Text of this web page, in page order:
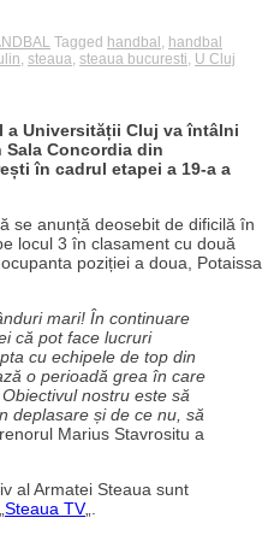
Tagged handbal handbal
steaua steaua bucuresti U Cluj
a Universității Cluj va întâlni
Sala Concordia din
în cadrul etapei a 19-a a
se anunță deosebit de dificilă în
locul 3 în clasament cu două
poziției a doua, Potaissa
mari! În continuare
că pot face lucruri
cu echipele de top din
o perioadă grea în care
nostru este să
deplasare și de ce nu, să
Marius Stavrositu a
al Armatei Steaua sunt
Steaua TV„.